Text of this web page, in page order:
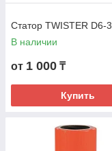
Статор TWISTER D6-3
В наличии
от 1 000 ₸
Купить